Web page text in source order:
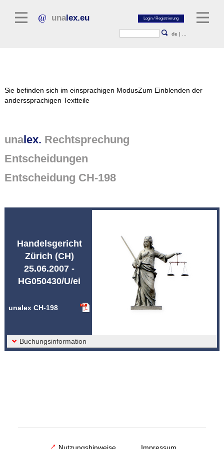
unalex.eu
de |
Normtexte
Rechtsprechung
Sie befinden sich im einsprachigen ModusZum Einblenden der
anderssprachigen Textteile
unalex. Rechtsprechung
Entscheidungen
Entscheidung CH-198
Handelsgericht
Zürich (CH)
25.06.2007 -
HG050430/U/ei
unalex CH-198
Buchungsinformation
Nutzungshinweise Impressum